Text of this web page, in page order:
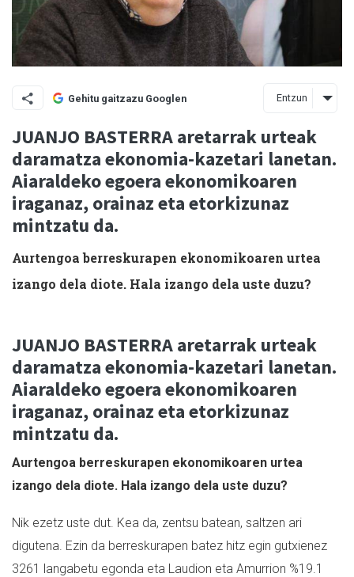
Gehitu gaitzazu Googlen Entzun
JUANJO BASTERRA aretarrak urteak
daramatza ekonomia-kazetari lanetan.
Aiaraldeko egoera ekonomikoaren
iraganaz, orainaz eta etorkizunaz
mintzatu da.
Aurtengoa berreskurapen ekonomikoaren urtea
izango dela diote. Hala izango dela uste duzu?
JUANJO BASTERRA aretarrak urteak
daramatza ekonomia-kazetari lanetan.
Aiaraldeko egoera ekonomikoaren
iraganaz, orainaz eta etorkizunaz
mintzatu da.
Aurtengoa berreskurapen ekonomikoaren urtea
izango dela diote. Hala izango dela uste duzu?
Nik ezetz uste dut. Kea da, zentsu batean, saltzen ari
digutena. Ezin da berreskurapen batez hitz egin gutxienez
3261 langabetu egonda eta Laudion eta Amurrion %19.1